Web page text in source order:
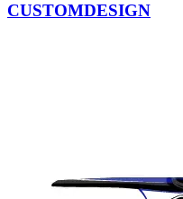
CUSTOMDESIGN